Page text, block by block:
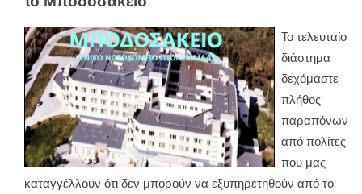
Το τελευταίο
διάστημα
δεχόμαστε
πλήθος
παραπόνων
από πολίτες
που μας
καταγγέλλουν ότι δεν μπορούν να εξυπηρετηθούν από το